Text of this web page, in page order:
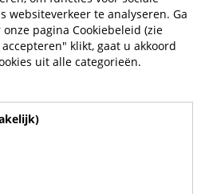
transport van
in geconditioneerd
door heel Europa. Ze
websiteverkeer te analyseren. Ga
pagina Cookiebeleid (zie
klikt, gaat u akkoord
uit alle categorieën.